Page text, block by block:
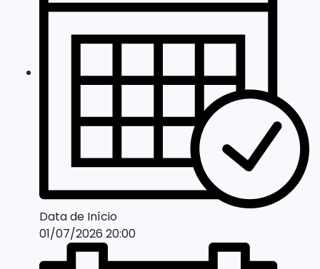
Data de Início
01/07/2026 20:00